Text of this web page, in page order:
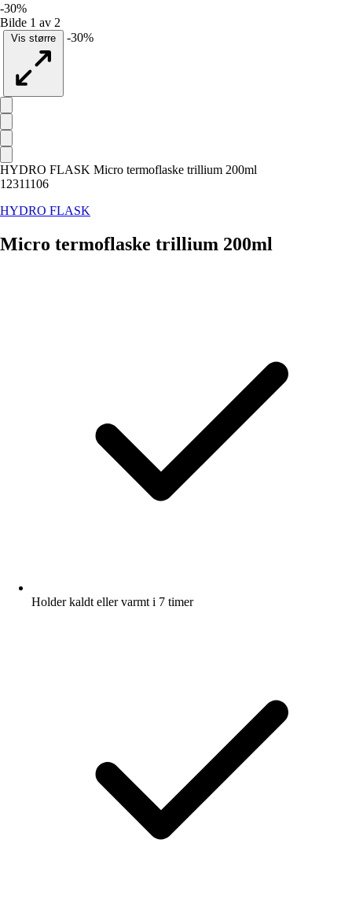
-30%
Bilde 1 av 2
Vis større -30%
HYDRO FLASK Micro termoflaske trillium 200ml
12311106
HYDRO FLASK
Micro termoflaske trillium 200ml
Holder kaldt eller varmt i 7 timer